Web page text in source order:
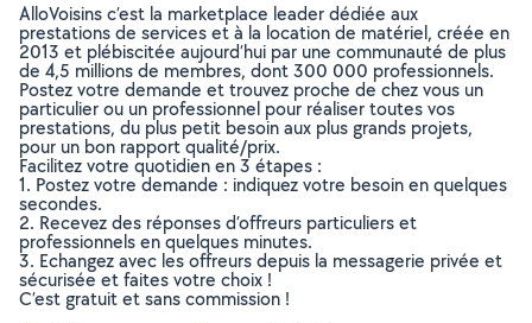
AlloVoisins c’est la marketplace leader dédiée aux
prestations de services et à la location de matériel, créée en
2013 et plébiscitée aujourd’hui par une communauté de plus
de 4,5 millions de membres, dont 300 000 professionnels.
Postez votre demande et trouvez proche de chez vous un
particulier ou un professionnel pour réaliser toutes vos
prestations, du plus petit besoin aux plus grands projets,
pour un bon rapport qualité/prix.
Facilitez votre quotidien en 3 étapes :
1. Postez votre demande : indiquez votre besoin en quelques
secondes.
2. Recevez des réponses d’offreurs particuliers et
professionnels en quelques minutes.
3. Echangez avec les offreurs depuis la messagerie privée et
sécurisée et faites votre choix !
C’est gratuit et sans commission !